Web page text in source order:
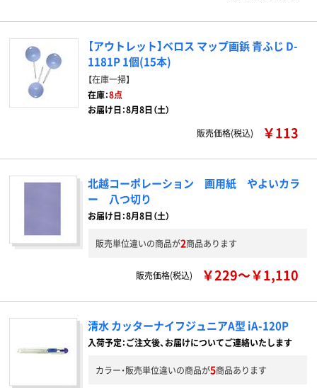
【アウトレット】ベロス マップ画鋲 青ふじ D-
1181P 1個(15本)
【在庫一掃】
在庫：8点
お届け日：8月8日（土）
販売価格(税込)
￥113
北越コーポレーション 画用紙 やよいカラ
ー 八つ切り
お届け日：8月8日（土）
販売単位違いの商品が2商品あります
販売価格(税込) ￥229～￥1,110
清水 カッターナイフジュニアA型 iA-120P
入荷予定：ご注文後、お届けについてご連絡いたします
カラー・販売単位違いの商品が5商品あります